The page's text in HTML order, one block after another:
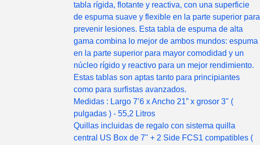
tabla rígida, flotante y reactiva, con una superficie
de espuma suave y flexible en la parte superior para
prevenir lesiones. Esta tabla de espuma de alta
gama combina lo mejor de ambos mundos: espuma
en la parte superior para mayor comodidad y un
núcleo rígido y reactivo para un mejor rendimiento.
Estas tablas son aptas tanto para principiantes
como para surfistas avanzados.
Medidas : Largo 7’6 x Ancho 21” x grosor 3" (
pulgadas ) - 55,2 Litros
Quillas incluidas de regalo con sistema quilla
central US Box de 7" + 2 Side FCS1 compatibles (